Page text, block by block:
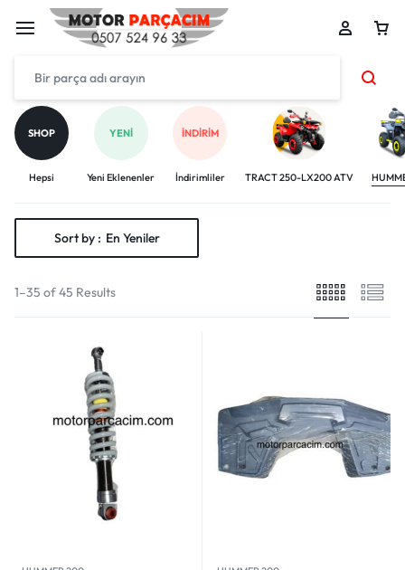
SHOP
Hepsi
YENI
Yeni Eklenenler
İNDIRIM
İndirimliler TRACT 250-LX200 ATV
Sort by : En Yeniler
1–35 of 45 Results